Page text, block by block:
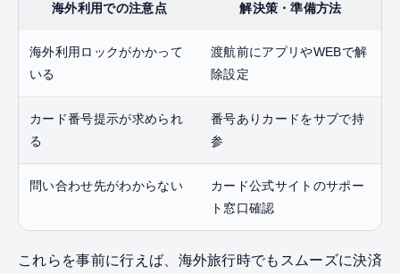
海外利用での注意点 解決策・準備方法
海外利用ロックがかかって
いる
渡航前にアプリやWEBで解
除設定
カード番号提示が求められ
る
番号ありカードをサブで持
参
問い合わせ先がわからない
カード公式サイトのサポー
ト窓口確認
これらを事前に行えば、海外旅行時でもスムーズに決済